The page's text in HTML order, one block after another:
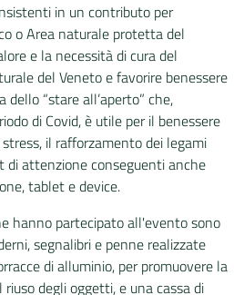
in un contributo per
o Area naturale protetta del
e la necessità di cura del
del Veneto e favorire benessere
“stare all’aperto” che,
di Covid, è utile per il benessere
il rafforzamento dei legami
di attenzione conseguenti anche
tablet e device.
hanno partecipato all'evento sono
segnalibri e penne realizzate
di alluminio, per promuovere la
degli oggetti, e una cassa di